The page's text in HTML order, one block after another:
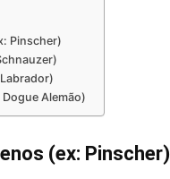
Pinscher)
Alemão)
(ex: Pinscher)